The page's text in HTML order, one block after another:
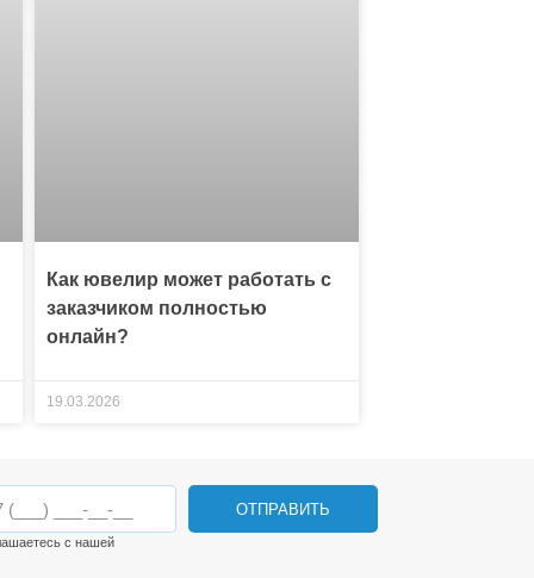
Как ювелир может работать с
заказчиком полностью
онлайн?
19.03.2026
ОТПРАВИТЬ
с нашей